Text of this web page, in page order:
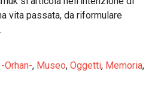
vita passata, da riformulare
Orhan-, Museo, Oggetti, Memoria,